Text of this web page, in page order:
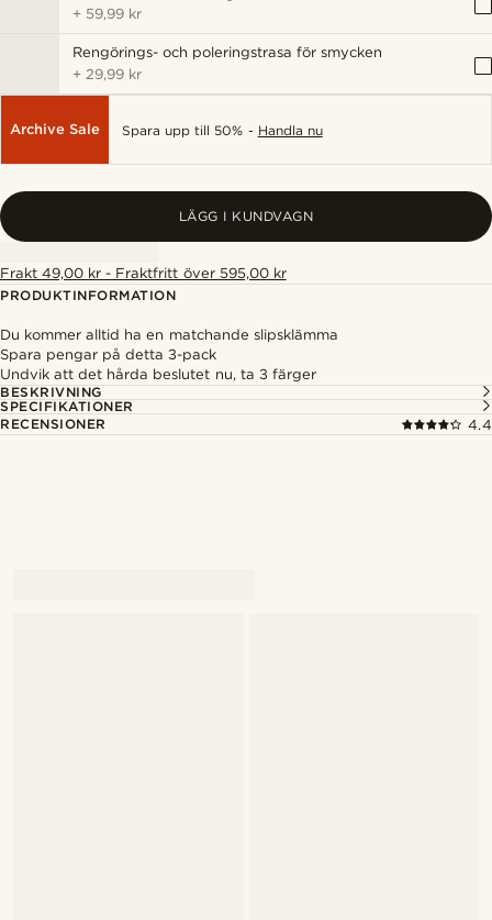
+ 59,99 kr
Rengörings- och poleringstrasa för smycken
+ 29,99 kr
Archive Sale Spara upp till 50% - Handla nu
LÄGG I KUNDVAGN
Frakt 49,00 kr - Fraktfritt över 595,00 kr
PRODUKTINFORMATION
Du kommer alltid ha en matchande slipsklämma
Spara pengar på detta 3-pack
Undvik att det hårda beslutet nu, ta 3 färger
BESKRIVNING
SPECIFIKATIONER
RECENSIONER
4.4